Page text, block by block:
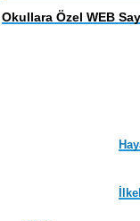
Okullara Özel WEB